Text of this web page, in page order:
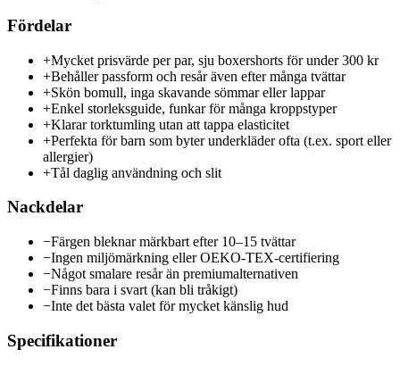
Fördelar
+Mycket prisvärde per par, sju boxershorts för under 300 kr
+Behåller passform och resår även efter många tvättar
+Skön bomull, inga skavande sömmar eller lappar
+Enkel storleksguide, funkar för många kroppstyper
+Klarar torktumling utan att tappa elasticitet
+Perfekta för barn som byter underkläder ofta (t.ex. sport eller
allergier)
+Tål daglig användning och slit
Nackdelar
−Färgen bleknar märkbart efter 10–15 tvättar
−Ingen miljömärkning eller OEKO-TEX-certifiering
−Något smalare resår än premiumalternativen
−Finns bara i svart (kan bli tråkigt)
−Inte det bästa valet för mycket känslig hud
Specifikationer